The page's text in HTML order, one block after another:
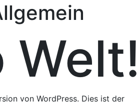
Welt!
von WordPress. Dies ist der